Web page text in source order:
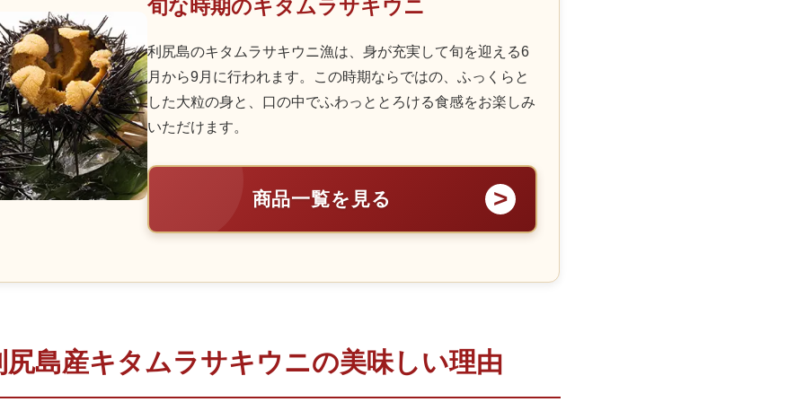
旬な時期のキタムラサキウニ
利尻島のキタムラサキウニ漁は、身が充実して旬を迎える6
月から9月に行われます。この時期ならではの、ふっくらと
した大粒の身と、口の中でふわっととろける食感をお楽しみ
いただけます。
商品一覧を見る
尻島産キタムラサキウニの美味しい理由